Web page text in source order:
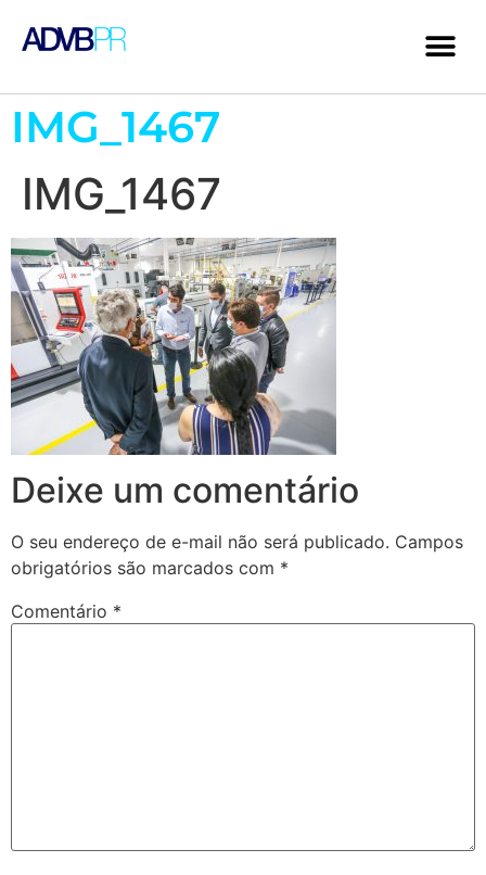
IMG_1467
IMG_1467
Deixe um comentário
O seu endereço de e-mail não será publicado. Campos
obrigatórios são marcados com *
Comentário *